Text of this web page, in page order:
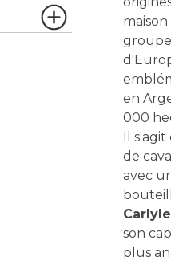
en
000
Il
de
avec
Carlyle
son
plus